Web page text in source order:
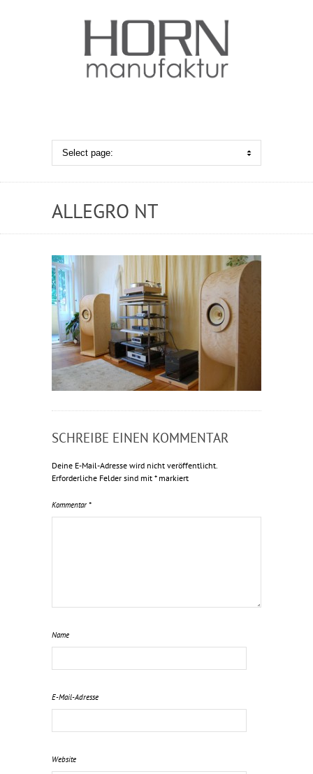
ALLEGRO NT
SCHREIBE EINEN KOMMENTAR
Deine E-Mail-Adresse wird nicht veröffentlicht.
Erforderliche Felder sind mit *markiert
Kommentar *
Name
E-Mail-Adresse
Website